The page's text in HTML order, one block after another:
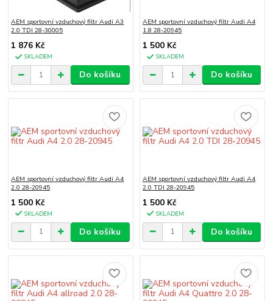
AEM sportovní vzduchový filtr Audi A3
2.0 TDI 28-30005
1 876 Kč
SKLADEM
Do košíku
AEM sportovní vzduchový filtr Audi A4
1.8 28-20945
1 500 Kč
SKLADEM
Do košíku
AEM sportovní vzduchový filtr Audi A4
2.0 28-20945
1 500 Kč
SKLADEM
Do košíku
AEM sportovní vzduchový filtr Audi A4
2.0 TDI 28-20945
1 500 Kč
SKLADEM
Do košíku